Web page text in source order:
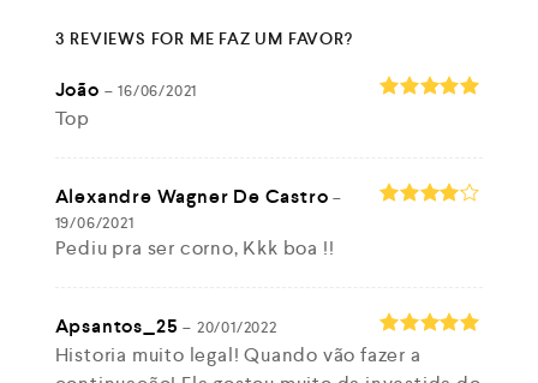
3 REVIEWS FOR ME FAZ UM FAVOR?
João – 16/06/2021
Top
Alexandre Wagner De Castro–
19/06/2021
Pediu pra ser corno, Kkk boa !!
Rated
out of 5
Apsantos_25– 20/01/2022
Historia muito legal! Quando vão fazer a